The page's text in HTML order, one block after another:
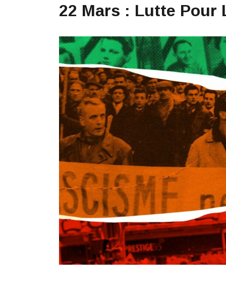
22 Mars : Lutte Pour